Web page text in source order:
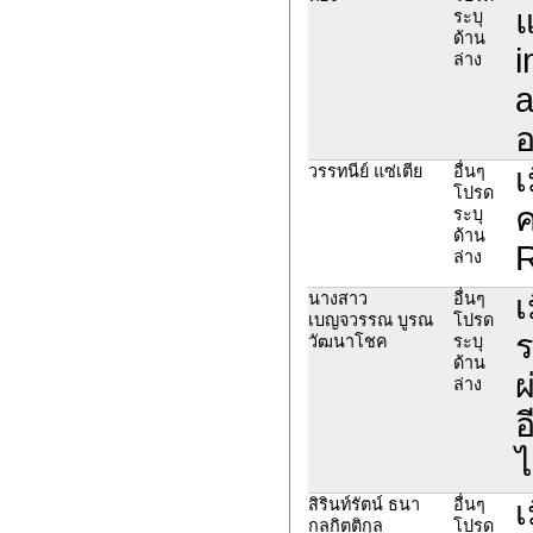
ระบุ
ด้าน
ล่าง
วรรทนีย์ แซ่เตีย
อื่นๆ
โปรด
ระบุ
ด้าน
ล่าง
นางสาว
เบญจวรรณ บูรณ
วัฒนาโชค
อื่นๆ
โปรด
ระบุ
ด้าน
ล่าง
สิรินท์รัตน์ ธนา
กลกิตติกุล
อื่นๆ
โปรด